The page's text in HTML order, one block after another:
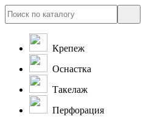
Крепеж
Оснастка
Такелаж
Перфорация